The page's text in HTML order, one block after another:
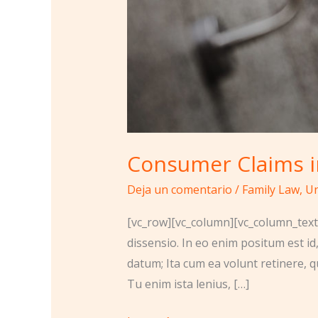
Consumer Claims
Deja un comentario / Family Law,
dissensio. In eo enim positum est
datum; Ita cum ea volunt retinere,
Tu enim ista lenius, […]